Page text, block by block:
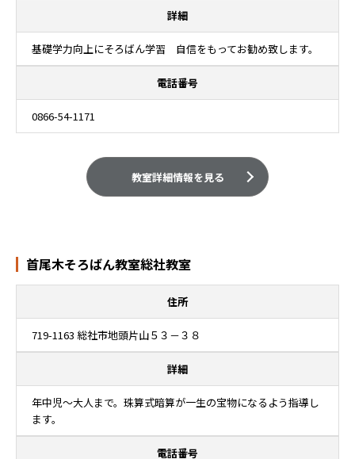
詳細
基礎学力向上にそろばん学習 自信をもってお勧め致します。
電話番号
0866-54-1171
教室詳細情報を見る
首尾木そろばん教室総社教室
住所
719-1163 総社市地頭片山５３－３８
詳細
年中児～大人まで。珠算式暗算が一生の宝物になるよう指導し
ます。
電話番号